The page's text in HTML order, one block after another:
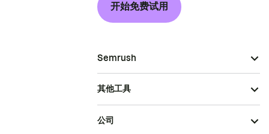
开始免费试用
Semrush
其他工具
公司